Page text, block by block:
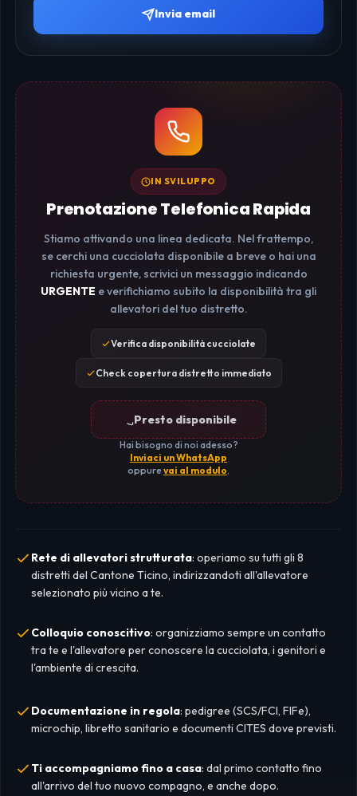
Invia email
IN SVILUPPO
Prenotazione Telefonica Rapida
Stiamo attivando una linea dedicata. Nel frattempo,
se cerchi una cucciolata disponibile a breve o hai una
richiesta urgente, scrivici un messaggio indicando
URGENTE e verifichiamo subito la disponibilità tra gli
allevatori del tuo distretto.
Verifica disponibilità cucciolate
Check copertura distretto immediato
Presto disponibile
Hai bisogno di noi adesso?
Inviaci un WhatsApp
oppurevai al modulo.
Rete di allevatori strutturata: operiamo su tutti gli 8
distretti del Cantone Ticino, indirizzandoti all'allevatore
selezionato più vicino a te.
Colloquio conoscitivo: organizziamo sempre un contatto
tra te e l'allevatore per conoscere la cucciolata, i genitori e
l'ambiente di crescita.
Documentazione in regola: pedigree (SCS/FCI, FIFe),
microchip, libretto sanitario e documenti CITES dove previsti.
Ti accompagniamo fino a casa: dal primo contatto fino
all'arrivo del tuo nuovo compagno, e anche dopo.